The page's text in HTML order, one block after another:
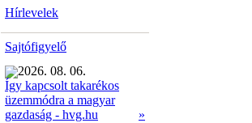
Hírlevelek
Sajtófigyelő
2026. 08. 06.
Így kapcsolt takarékos
üzemmódra a magyar
gazdaság - hvg.hu
»